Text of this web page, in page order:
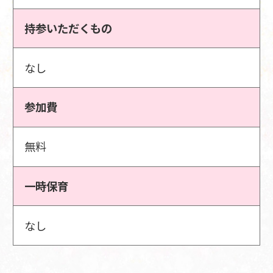
持参いただくもの
なし
参加費
無料
一時保育
なし